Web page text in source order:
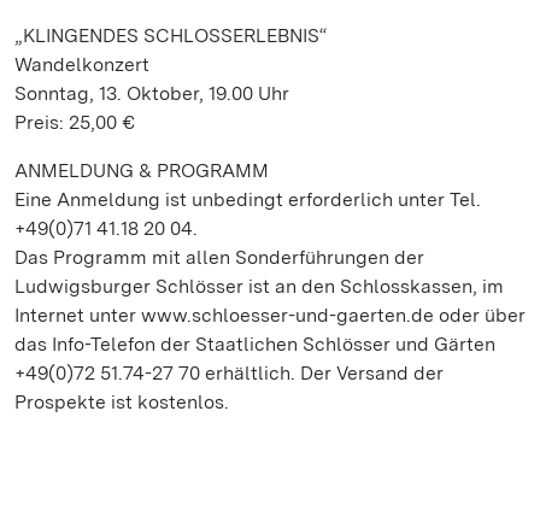
„KLINGENDES SCHLOSSERLEBNIS“
Wandelkonzert
Sonntag, 13. Oktober, 19.00 Uhr
Preis: 25,00 €
ANMELDUNG & PROGRAMM
Eine Anmeldung ist unbedingt erforderlich unter Tel.
+49(0)71 41.18 20 04.
Das Programm mit allen Sonderführungen der
Ludwigsburger Schlösser ist an den Schlosskassen, im
Internet unter www.schloesser-und-gaerten.de oder über
das Info-Telefon der Staatlichen Schlösser und Gärten
+49(0)72 51.74-27 70 erhältlich. Der Versand der
Prospekte ist kostenlos.